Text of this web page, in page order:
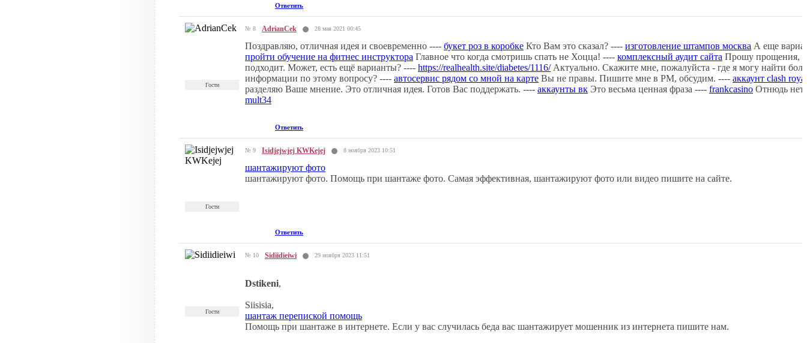
Ответить
Гости
№ 8 AdrianCek 28 мая 2021 00:45
Поздравляю, отличная идея и своевременно ---- букет роз в коробке Кто Вам это сказал? ---- изготовление штампов москва А еще
пройти обучение на фитнес инструктора Главное что когда смотришь спать не Хоцца! ---- комплексный аудит сайта Прошу прощения,
подходит. Может, есть ещё варианты? ---- https://realhealth.site/diabetes/1116/Актуально. Скажите мне, пожалуйста - где я могу найти
информации по этому вопросу? ---- автосервис рядом со мной на карте Вы не правы. Пишите мне в PM, обсудим. ---- аккаунт clash
разделяю Ваше мнение. Это отличная идея. Готов Вас поддержать. ---- аккаунты вк Это весьма ценная фраза ---- frankcasino Отнюдь
mult34
Ответить
Гости
№ 9 Isidjejwjej KWKejej 8 ноября 2023 10:51
шантажируют фото
шантажируют фото. Помощь при шантаже фото. Самая эффективная, шантажируют фото или видео пишите на сайте.
Ответить
Гости
№ 10 Sidiidieiwi 29 ноября 2023 11:51
Dstikeni,
Siisisia,
шантаж перепиской помощь
Помощь при шантаже в интернете. Если у вас случилась беда вас шантажирует мошенник из интернета пишите нам.